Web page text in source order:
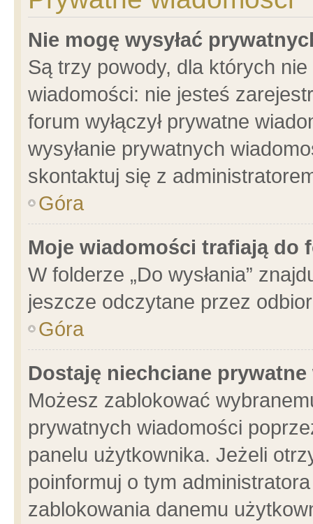
Nie mogę wysyłać
Są trzy powody, dla których
wiadomości: nie jesteś
forum wyłączył prywatne
wysyłanie prywatnych
skontaktuj się z
Góra
Moje wiadomości trafiają do
W folderze „Do wysłania”
jeszcze odczytane przez
Góra
Dostaję niechciane
Możesz zablokować
prywatnych wiadomości
panelu użytkownika. Jeżeli
poinformuj o tym
zablokowania danemu